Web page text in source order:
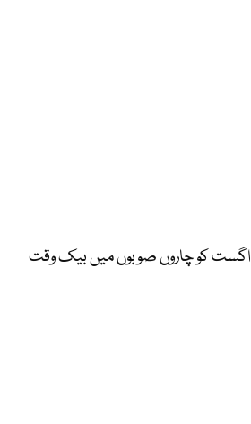
جماعت اسلامی کا 16 اگست کو چاروں صوبوں میں بیک وقت